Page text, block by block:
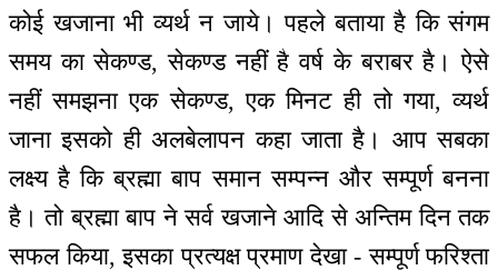
कोई खजाना भी व्यर्थ न जाये। पहले बताया है कि संगम
समय का सेकण्ड, सेकण्ड नहीं है वर्ष के बराबर है। ऐसे
नहीं समझना एक सेकण्ड, एक मिनट ही तो गया, व्यर्थ
जाना इसको ही अलबेलापन कहा जाता है। आप सबका
लक्ष्य है कि ब्रह्मा बाप समान सम्पन्न और सम्पूर्ण बनना
है। तो ब्रह्मा बाप ने सर्व खजाने आदि से अन्तिम दिन तक
सफल किया, इसका प्रत्यक्ष प्रमाण देखा - सम्पूर्ण फरिश्ता